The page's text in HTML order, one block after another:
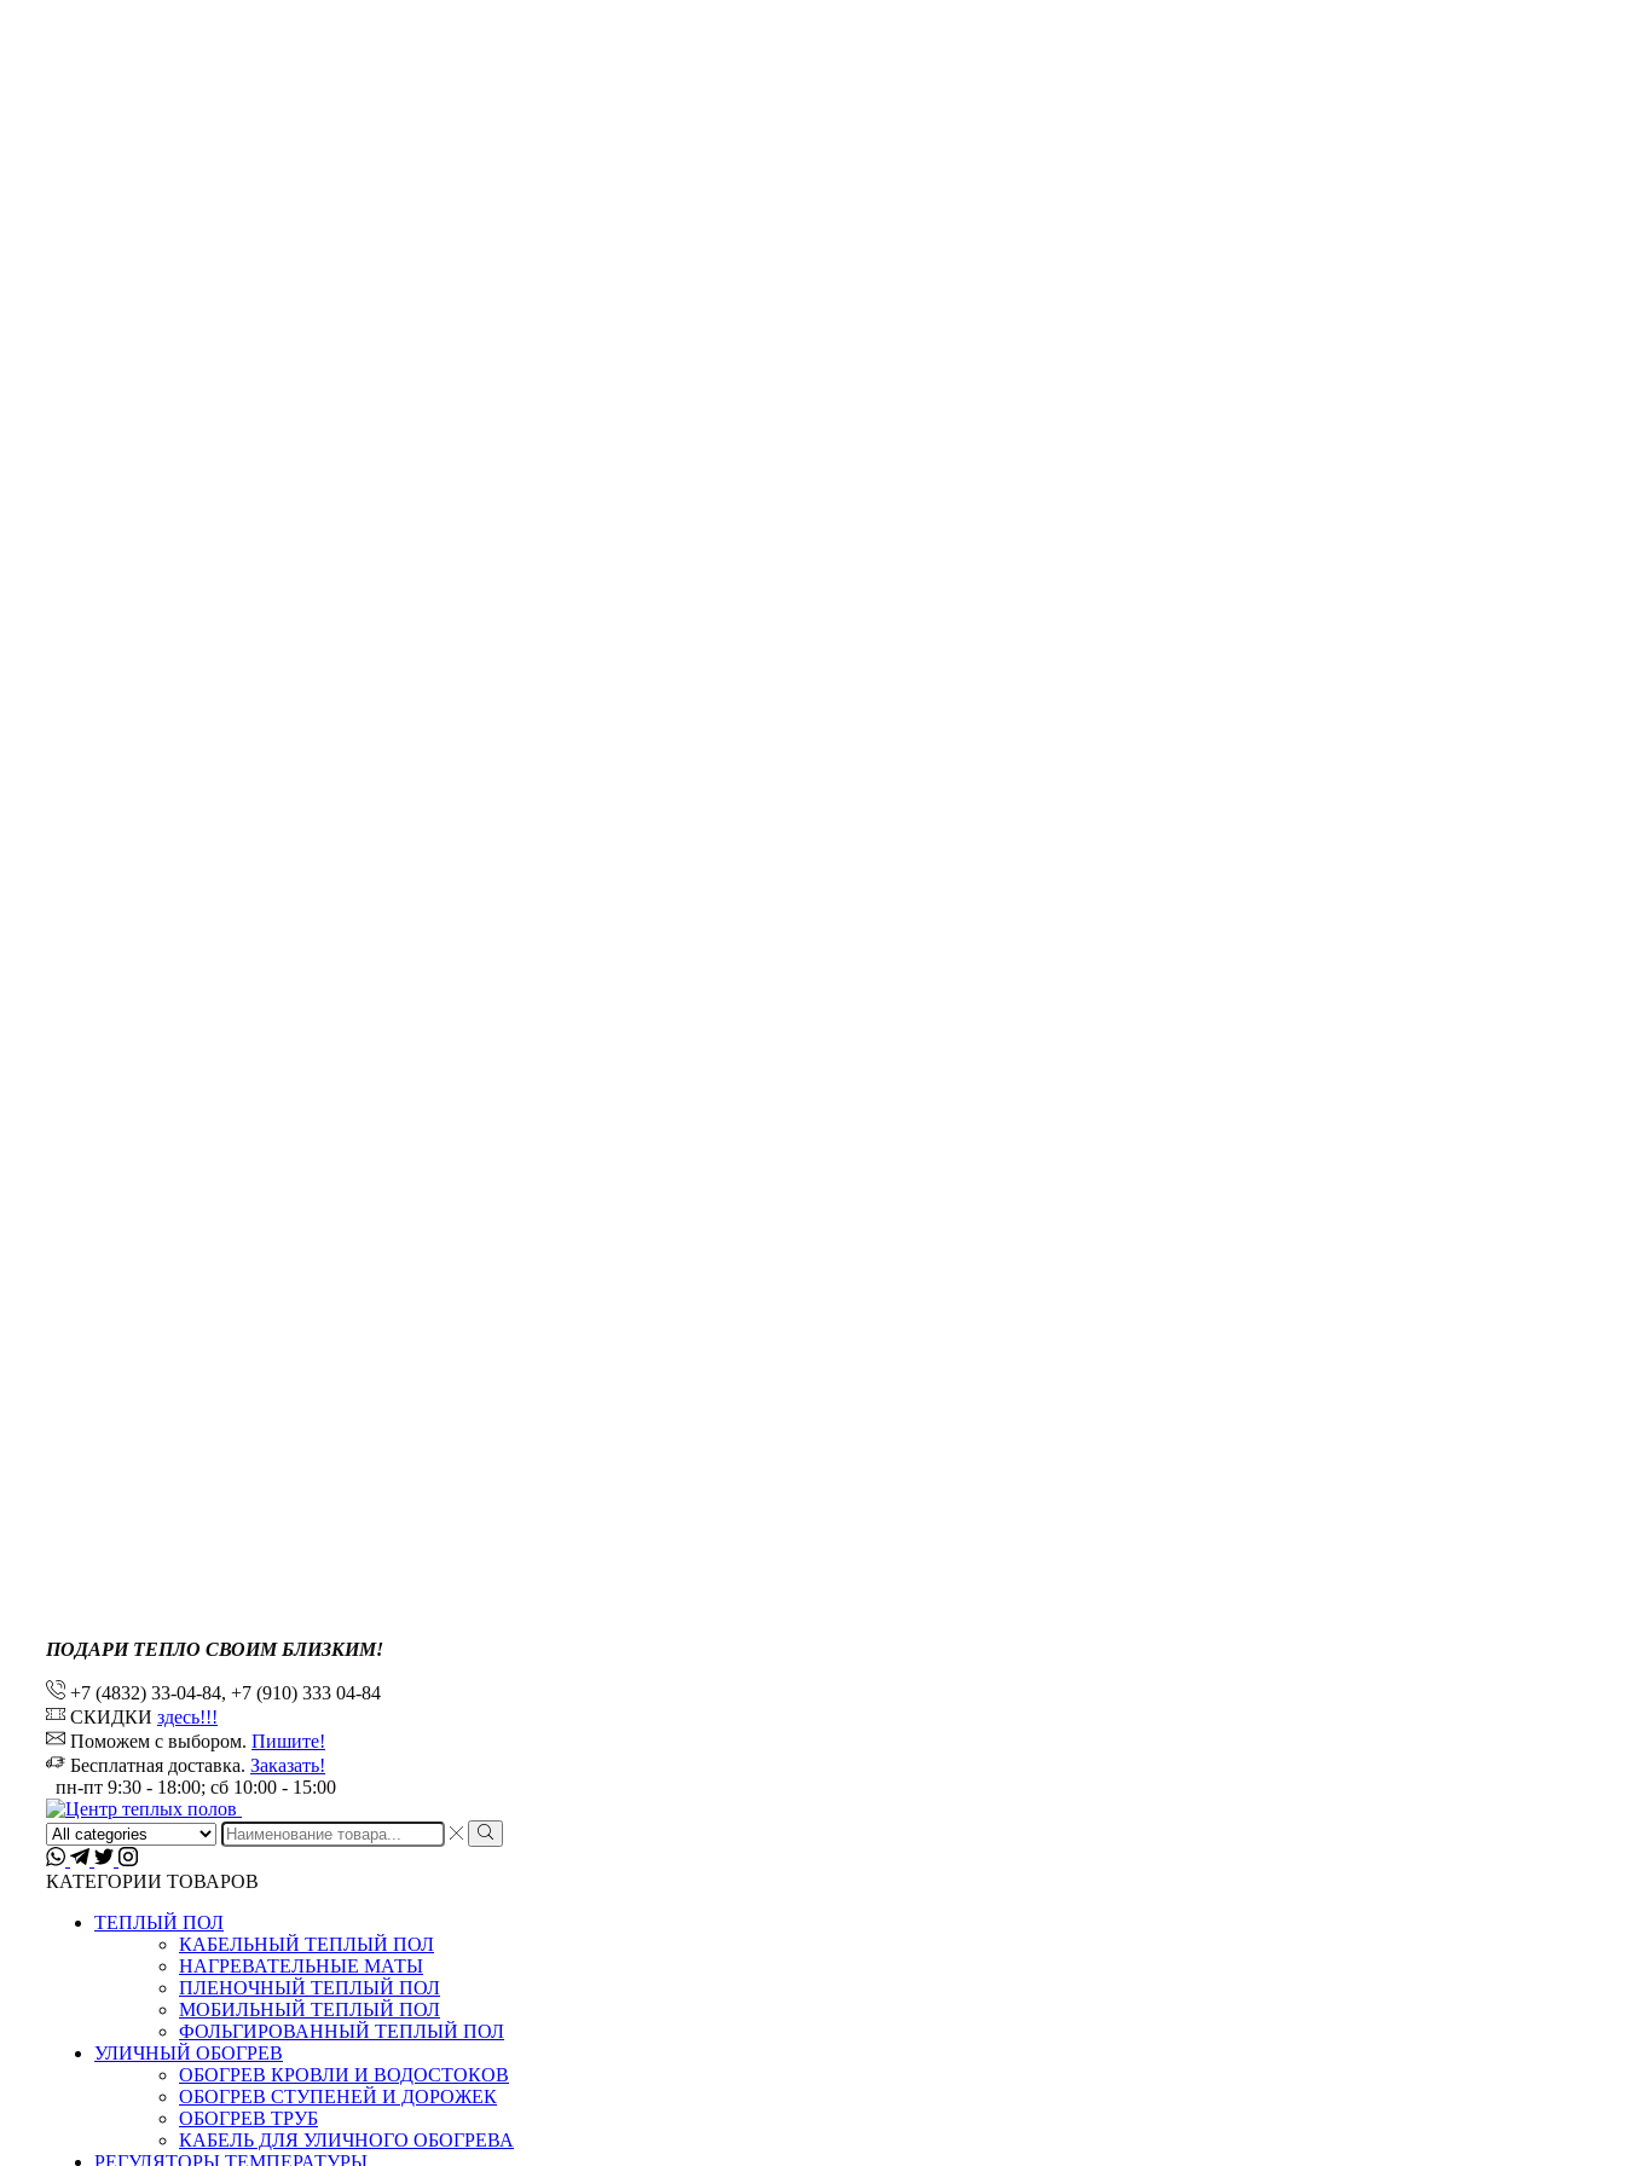
ПОДАРИ ТЕПЛО СВОИМ БЛИЗКИМ!
+7 (4832) 33-04-84, +7 (910) 333 04-84
СКИДКИ здесь!!!
Поможем с выбором. Пишите!
Бесплатная доставка. Заказать!
пн-пт 9:30 - 18:00; сб 10:00 - 15:00
Search
input
КАТЕГОРИИ ТОВАРОВ
ТЕПЛЫЙ ПОЛ
КАБЕЛЬНЫЙ ТЕПЛЫЙ ПОЛ
НАГРЕВАТЕЛЬНЫЕ МАТЫ
ПЛЕНОЧНЫЙ ТЕПЛЫЙ ПОЛ
МОБИЛЬНЫЙ ТЕПЛЫЙ ПОЛ
ФОЛЬГИРОВАННЫЙ ТЕПЛЫЙ ПОЛ
УЛИЧНЫЙ ОБОГРЕВ
ОБОГРЕВ КРОВЛИ И ВОДОСТОКОВ
ОБОГРЕВ СТУПЕНЕЙ И ДОРОЖЕК
ОБОГРЕВ ТРУБ
КАБЕЛЬ ДЛЯ УЛИЧНОГО ОБОГРЕВА